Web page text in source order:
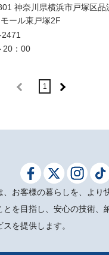
神奈川県横浜市戸塚区品
ール東戸塚2F
20：00
1
お客様の暮らしを、より
とを目指し、安心の技術、
を提供します。